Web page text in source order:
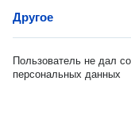
Другое
Пользователь не дал
персональных данных